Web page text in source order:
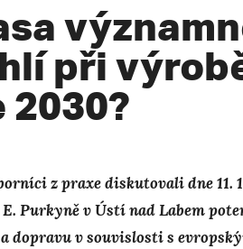
při
z praxe diskutovali dne 11.
Purkyně v Ústí nad Labem
dopravu v souvislosti s